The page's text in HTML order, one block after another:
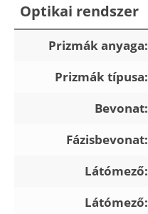
Optikai rendszer
Prizmák anyaga:
Prizmák típusa:
Bevonat:
Fázisbevonat:
Látómező:
Látómező: